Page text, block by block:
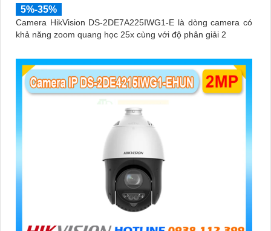
5%-35%
Camera HikVision DS-2DE7A225IWG1-E là dòng camera có
khả năng zoom quang học 25x cùng với độ phân giải 2